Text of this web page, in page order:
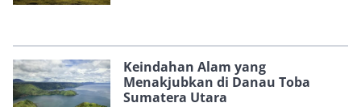
Keindahan Alam yang
Menakjubkan di Danau Toba
Sumatera Utara